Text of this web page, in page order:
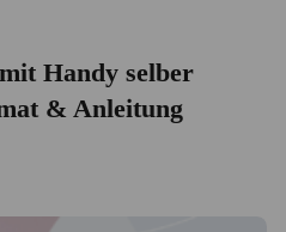
Handy selber
& Anleitung